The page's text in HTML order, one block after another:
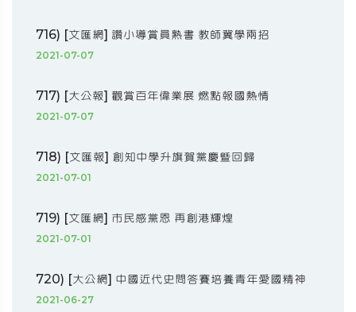
716) [文匯網] 讚小導賞員熟書 教師冀學兩招
2021-07-07
717) [大公報] 觀賞百年偉業展 燃點報國熱情
2021-07-07
718) [文匯報] 創知中學升旗賀黨慶暨回歸
2021-07-01
719) [文匯網] 市民感黨恩 再創港輝煌
2021-07-01
720) [大公網] 中國近代史問答賽培養青年愛國精神
2021-06-27